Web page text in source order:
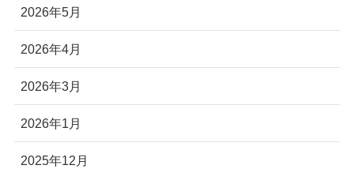
2026年5月
2026年4月
2026年3月
2026年1月
2025年12月